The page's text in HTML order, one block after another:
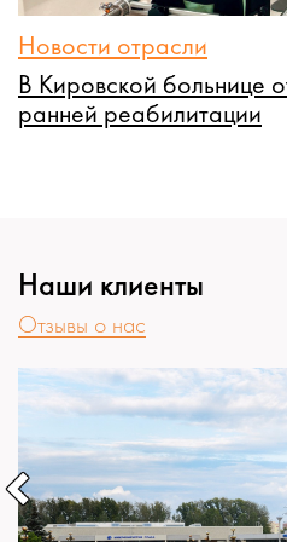
Новости отрасли
В Кировской больнице
ранней реабилитации
Наши клиенты
Отзывы о нас